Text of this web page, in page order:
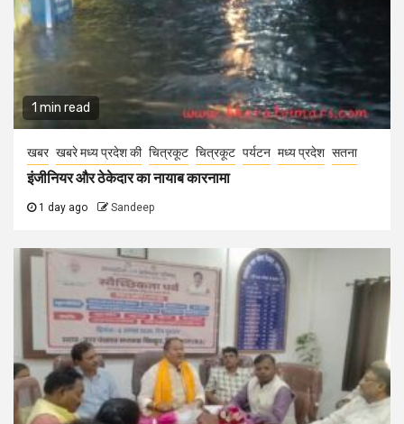
1 min read
खबर खबरे मध्य प्रदेश की चित्रकूट चित्रकूट पर्यटन मध्य प्रदेश सतना
इंजीनियर और ठेकेदार का नायाब कारनामा
1 day ago Sandeep